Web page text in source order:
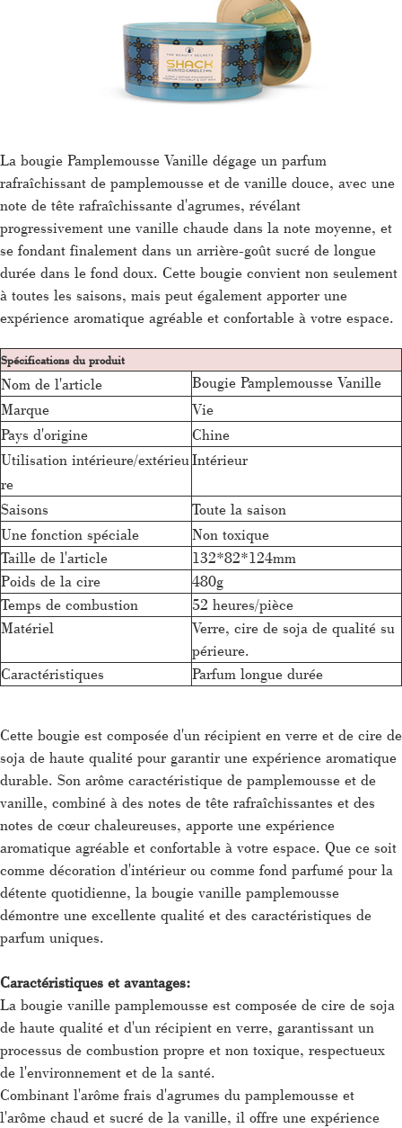
La bougie Pamplemousse Vanille dégage un parfum
rafraîchissant de pamplemousse et de vanille douce, avec une
note de tête rafraîchissante d'agrumes, révélant
progressivement une vanille chaude dans la note moyenne, et
se fondant finalement dans un arrière-goût sucré de longue
durée dans le fond doux. Cette bougie convient non seulement
à toutes les saisons, mais peut également apporter une
expérience aromatique agréable et confortable à votre espace.
Spécifications du produit
Nom de l'article
Bougie Pamplemousse Vanille
Marque
Vie
Pays d'origine
Chine
Utilisation intérieure/extérieu
re
Intérieur
Saisons
Toute la saison
Une fonction spéciale
Non toxique
Taille de l'article
132*82*124mm
Poids de la cire
480g
Temps de combustion
52 heures/pièce
Matériel
Verre, cire de soja de qualité su
périeure.
Caractéristiques
Parfum longue durée
Cette bougie est composée d'un récipient en verre et de cire de
soja de haute qualité pour garantir une expérience aromatique
durable. Son arôme caractéristique de pamplemousse et de
vanille, combiné à des notes de tête rafraîchissantes et des
notes de cœur chaleureuses, apporte une expérience
aromatique agréable et confortable à votre espace. Que ce soit
comme décoration d'intérieur ou comme fond parfumé pour la
détente quotidienne, la bougie vanille pamplemousse
démontre une excellente qualité et des caractéristiques de
parfum uniques.
Caractéristiques et avantages:
La bougie vanille pamplemousse est composée de cire de soja
de haute qualité et d'un récipient en verre, garantissant un
processus de combustion propre et non toxique, respectueux
de l'environnement et de la santé.
Combinant l'arôme frais d'agrumes du pamplemousse et
l'arôme chaud et sucré de la vanille, il offre une expérience